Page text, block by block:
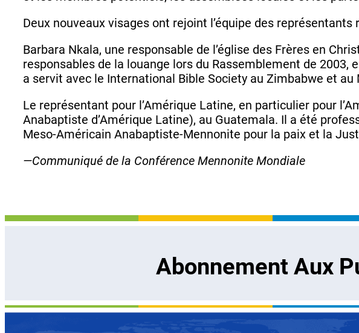
Deux nouveaux visages ont rejoint l’équipe des
Barbara Nkala, une responsable de l’église des Frères en
responsables de la louange lors du Rassemblement de 2003,
a servit avec le International Bible Society au Zimbabwe et au
Le représentant pour l’Amérique Latine, en particulier pour
Anabaptiste d’Amérique Latine), au Guatemala. Il a été
Meso-Américain Anabaptiste-Mennonite pour la paix et la
—Communiqué de la Conférence Mennonite Mondiale
Abonnement Aux